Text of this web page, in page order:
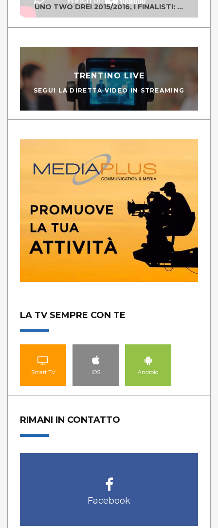
UNO TWO DREI 2015/2016, I FINALISTI: CLASSE IV ALS ISTITUTO "DEGASPERI" BORGO VALSUGANA
TRENTINO LIVE
SEGUI LA DIRETTA VIDEO IN STREAMING
LA TV SEMPRE CON TE
Smart TV IOS Android
RIMANI IN CONTATTO
Facebook